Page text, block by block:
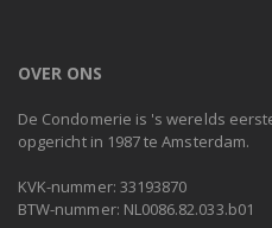
OVER ONS
De Condomerie is 's werelds
opgericht in 1987 te Amsterdam.
KVK-nummer: 33193870
BTW-nummer: NL0086.82.033.b01